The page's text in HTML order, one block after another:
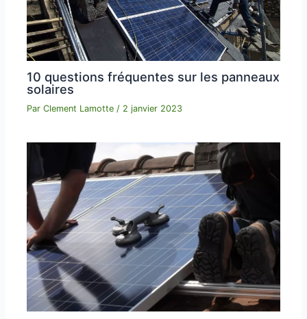
10 questions fréquentes sur les panneaux
solaires
ParClement Lamotte / 2 janvier 2023